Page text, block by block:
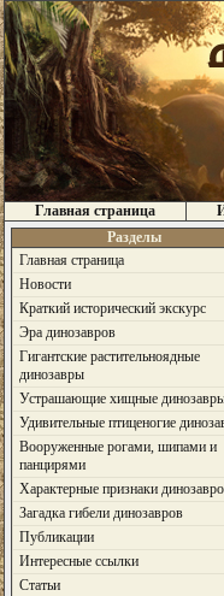
Главная страница
Разделы
Главная страница
Новости
Краткий исторический экскурс
Эра динозавров
Гигантские растительноядные
динозавры
Устрашающие хищные
Удивительные птиценогие
Вооруженные рогами, шипами и
панцирями
Характерные признаки
Загадка гибели динозавров
Публикации
Интересные ссылки
Статьи